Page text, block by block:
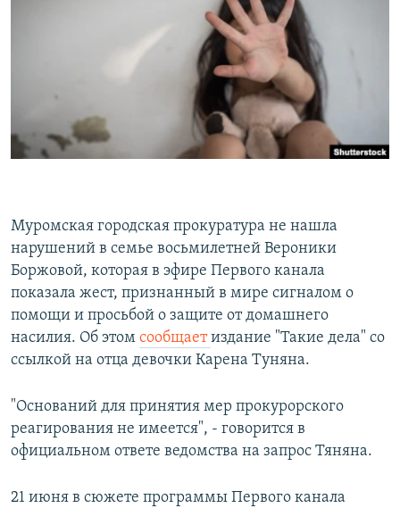
ПОДПИШИТЕСЬ НА РАССЫЛКУ
Все сайты РСЕ/РС
Муромская городская прокуратура не нашла
нарушений в семье восьмилетней Вероники
Боржовой, которая в эфире Первого канала
показала жест, признанный в мире сигналом о
помощи и просьбой о защите от домашнего
насилия. Об этом сообщаетиздание "Такие дела" со
ссылкой на отца девочки Карена Туняна.
"Оснований для принятия мер прокурорского
реагирования не имеется", - говорится в
официальном ответе ведомства на запрос Тяняна.
21 июня в сюжете программы Первого канала